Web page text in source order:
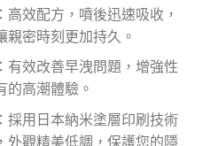
高效配方，噴後迅速吸收，
親密時刻更加持久。
有效改善早洩問題，增強性
的高潮體驗。
採用日本納米塗層印刷技術
外觀精美低調，保護您的隱